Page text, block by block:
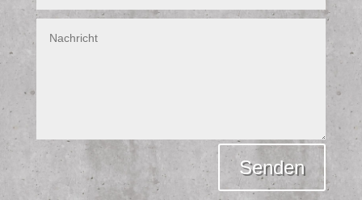
Senden
Alternative: